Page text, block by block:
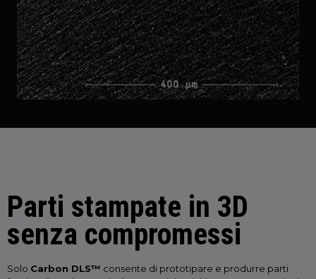
Parti stampate in 3D
senza compromessi
Solo Carbon DLS™ consente di prototipare e produrre parti